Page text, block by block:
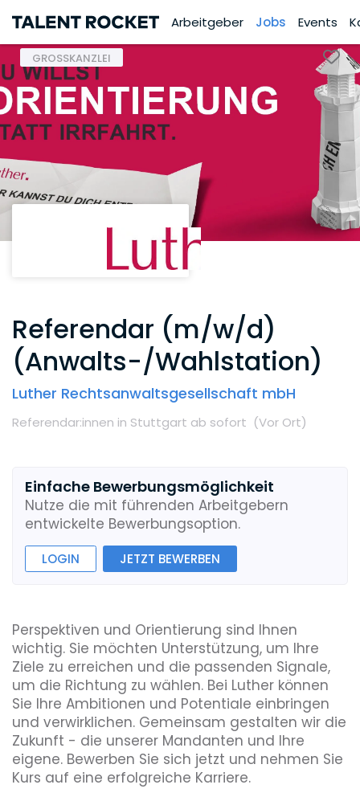
Arbeitgeber Jobs Events
GROSSKANZLEI
Referendar (m/w/d)
(Anwalts-/Wahlstation)
Luther Rechtsanwaltsgesellschaft mbH
Referendar:innen in Stuttgart ab sofort (Vor Ort)
Einfache Bewerbungsmöglichkeit
Nutze die mit führenden Arbeitgebern
entwickelte Bewerbungsoption.
LOGIN JETZT BEWERBEN
Perspektiven und Orientierung sind Ihnen
wichtig. Sie möchten Unterstützung, um Ihre
Ziele zu erreichen und die passenden Signale,
um die Richtung zu wählen. Bei Luther können
Sie Ihre Ambitionen und Potentiale einbringen
und verwirklichen. Gemeinsam gestalten wir die
Zukunft - die unserer Mandanten und Ihre
eigene. Bewerben Sie sich jetzt und nehmen Sie
Kurs auf eine erfolgreiche Karriere.